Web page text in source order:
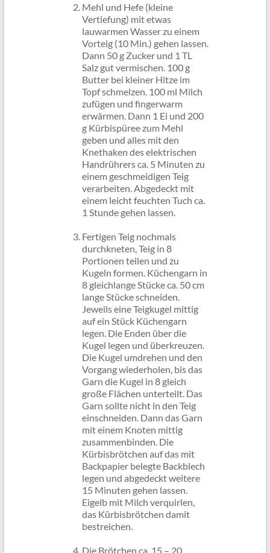
Mehl und Hefe (kleine
Vertiefung) mit etwas
lauwarmen Wasser zu einem
Vorteig (10 Min.) gehen lassen.
Dann 50 g Zucker und 1 TL
Salz gut vermischen. 100 g
Butter bei kleiner Hitze im
Topf schmelzen. 100 ml Milch
zufügen und fingerwarm
erwärmen. Dann 1 Ei und 200
g Kürbispüree zum Mehl
geben und alles mit den
Knethaken des elektrischen
Handrührers ca. 5 Minuten zu
einem geschmeidigen Teig
verarbeiten. Abgedeckt mit
einem leicht feuchten Tuch ca.
1 Stunde gehen lassen.
Fertigen Teig nochmals
durchkneten, Teig in 8
Portionen teilen und zu
Kugeln formen. Küchengarn in
8 gleichlange Stücke ca. 50 cm
lange Stücke schneiden.
Jeweils eine Teigkugel mittig
auf ein Stück Küchengarn
legen. Die Enden über die
Kugel legen und überkreuzen.
Die Kugel umdrehen und den
Vorgang wiederholen, bis das
Garn die Kugel in 8 gleich
große Flächen unterteilt. Das
Garn sollte nicht in den Teig
einschneiden. Dann das Garn
mit einem Knoten mittig
zusammenbinden. Die
Kürbisbrötchen auf das mit
Backpapier belegte Backblech
legen und abgedeckt weitere
15 Minuten gehen lassen.
Eigelb mit Milch verquirlen,
das Kürbisbrötchen damit
bestreichen.
Die Brötchen ca. 15 – 20